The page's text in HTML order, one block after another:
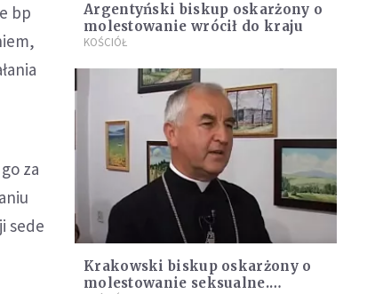
bp
za
sede
Argentyński biskup oskarżony o
molestowanie wrócił do kraju
KOŚCIÓŁ
Krakowski biskup oskarżony o
molestowanie seksualne.